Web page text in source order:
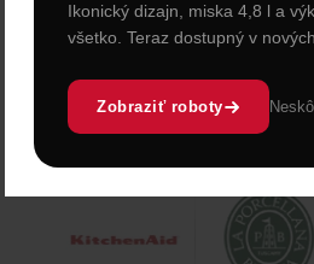
Ikonický dizajn, miska 4,8 l a
všetko. Teraz dostupný v
Zobraziť roboty